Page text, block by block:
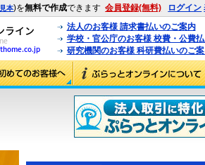
見本)を無料で作成できます 会員登録(無料) ログイン
法人のお客様 請求書払いのご案内
学校・官公庁のお客様 校費・公費
研究機関のお客様 科研費払いのご